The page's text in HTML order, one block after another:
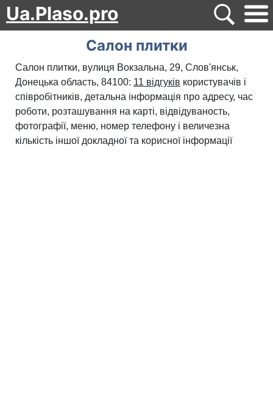
Ua.Plaso.pro
Салон плитки
Салон плитки, вулиця Вокзальна, 29, Слов'янськ,
Донецька область, 84100: 11 відгуків користувачів і
співробітників, детальна інформація про адресу, час
роботи, розташування на карті, відвідуваность,
фотографії, меню, номер телефону і величезна
кількість іншої докладної та корисної інформації